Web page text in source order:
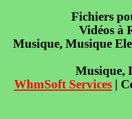
Fichiers
Vidéos à
Musique, Musique
Musique,
WhmSoft Services |